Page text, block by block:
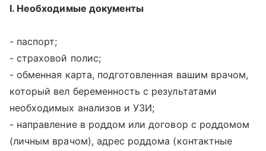
I. Необходимые документы
- паспорт;
- страховой полис;
- обменная карта, подготовленная вашим врачом,
который вел беременность с результатами
необходимых анализов и УЗИ;
- направление в роддом или договор с роддомом
(личным врачом), адрес роддома (контактные